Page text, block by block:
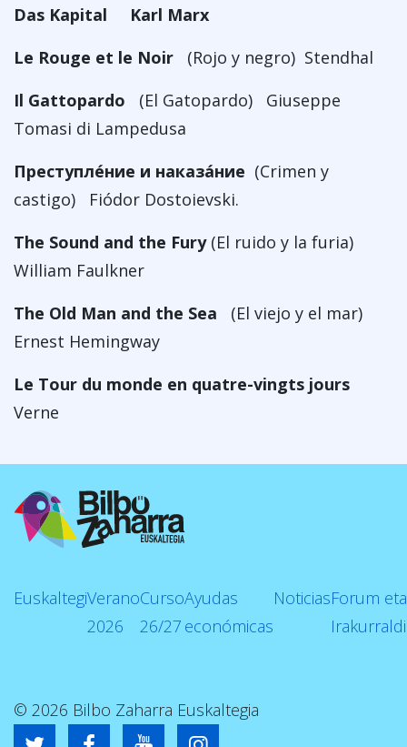
Das Kapital Karl Marx
Le Rouge et le Noir (Rojo y negro) Stendhal
Il Gattopardo (El Gatopardo) Giuseppe
Tomasi di Lampedusa
Преступле́ние и наказа́ние (Crimen y
castigo) Fiódor Dostoievski.
The Sound and the Fury(El ruido y la furia)
William Faulkner
The Old Man and the Sea (El viejo y el mar)
Ernest Hemingway
Le Tour du monde en quatre-vingts jours
Verne
EuskaltegiVerano
2026
Curso
26/27
Ayudas
económicas
NoticiasForum eta
© 2026 Bilbo Zaharra Euskaltegia